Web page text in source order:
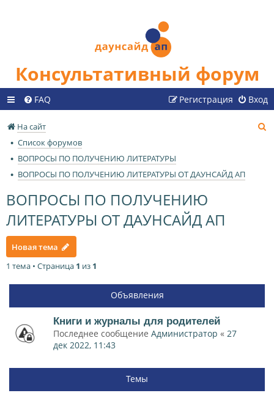
Консультативный форум
FAQ Вход
Регистрация
На сайт
Список форумов
ВОПРОСЫ ПО ПОЛУЧЕНИЮ ЛИТЕРАТУРЫ
ВОПРОСЫ ПО ПОЛУЧЕНИЮ ЛИТЕРАТУРЫ ОТ ДАУНСАЙД АП
ВОПРОСЫ ПО ПОЛУЧЕНИЮ
ЛИТЕРАТУРЫ ОТ ДАУНСАЙД АП
Новая тема
1 тема • Страница 1 из 1
Объявления
Книги и журналы для родителей
Последнее сообщение Администратор « 27
дек 2022, 11:43
Темы